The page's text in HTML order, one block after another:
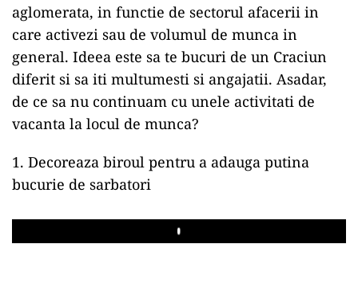
aglomerata, in functie de sectorul afacerii in
care activezi sau de volumul de munca in
general. Ideea este sa te bucuri de un Craciun
diferit si sa iti multumesti si angajatii. Asadar,
de ce sa nu continuam cu unele activitati de
vacanta la locul de munca?
1. Decoreaza biroul pentru a adauga putina
bucurie de sarbatori
Play